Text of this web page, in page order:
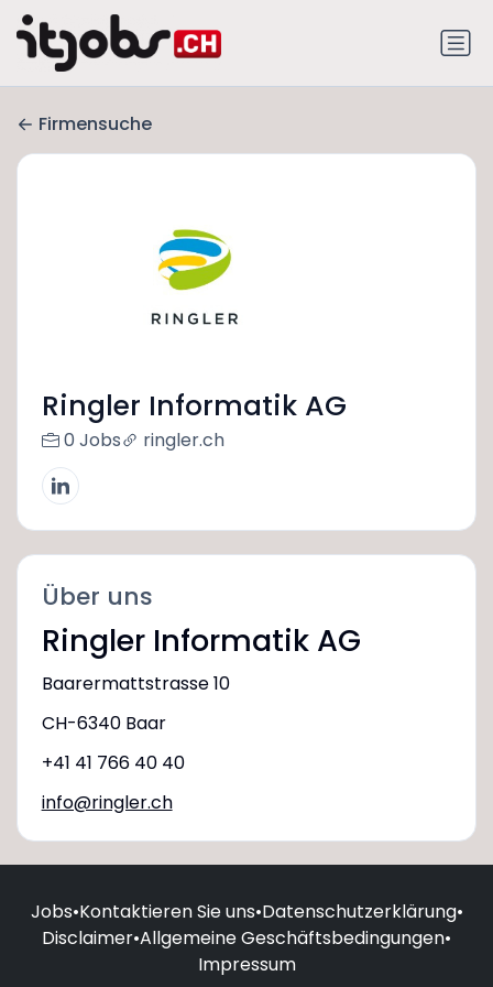
Firmensuche
Ringler Informatik AG
0 Jobs ringler.ch
Über uns
Ringler Informatik AG
Baarermattstrasse 10
CH-6340 Baar
+41 41 766 40 40
info@ringler.ch
Jobs•Kontaktieren Sie uns•Datenschutzerklärung•
Disclaimer•Allgemeine Geschäftsbedingungen•
Impressum